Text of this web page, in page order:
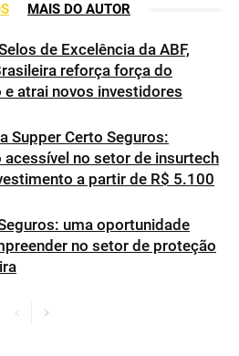
MAIS DO AUTOR
de Excelência da ABF,
reforça força do
e atrai novos investidores
Supper Certo Seguros:
acessível no setor de insurtech
a partir de R$ 5.100
uma oportunidade
no setor de proteção